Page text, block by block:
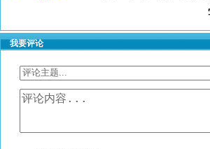
我要评论